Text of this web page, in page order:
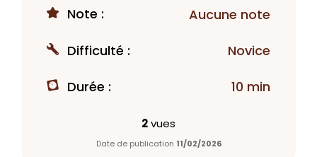
Note : Aucune note
Difficulté : Novice
Durée : 10 min
2vues
Date de publication 11/02/2026